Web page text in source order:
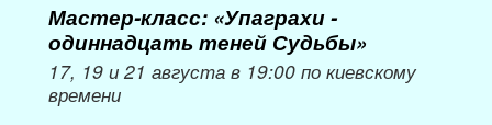
Мастер-класс: «Упаграхи -
одиннадцать теней Судьбы»
17, 19 и 21 августа в 19:00 по киевскому
времени